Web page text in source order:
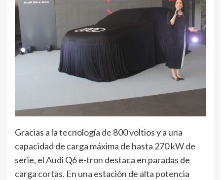
Gracias a la tecnología de 800 voltios y a una
capacidad de carga máxima de hasta 270 kW de
serie, el Audi Q6 e-tron destaca en paradas de
carga cortas. En una estación de alta potencia